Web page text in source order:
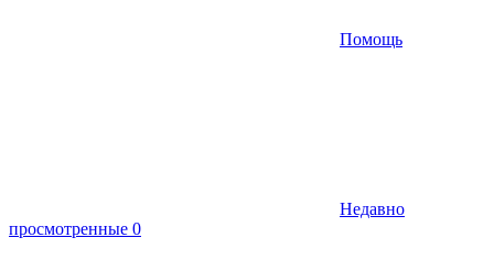
Помощь
Недавно
просмотренные 0